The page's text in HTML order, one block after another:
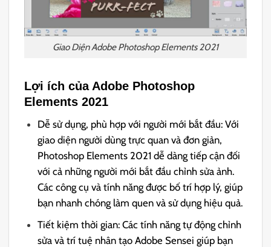
Giao Diện Adobe Photoshop Elements 2021
Lợi ích của Adobe Photoshop
Elements 2021
Dễ sử dụng, phù hợp với người mới bắt đầu: Với
giao diện người dùng trực quan và đơn giản,
Photoshop Elements 2021 dễ dàng tiếp cận đối
với cả những người mới bắt đầu chỉnh sửa ảnh.
Các công cụ và tính năng được bố trí hợp lý, giúp
bạn nhanh chóng làm quen và sử dụng hiệu quả.
Tiết kiệm thời gian: Các tính năng tự động chỉnh
sửa và trí tuệ nhân tạo Adobe Sensei giúp bạn